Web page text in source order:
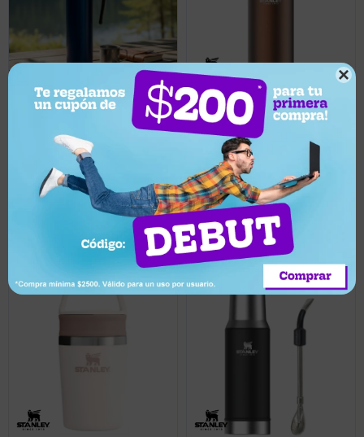

UYU 383
UYU
Termo en acero inoxidable
de 750 ml - Azul
UYU 3.974
Termo Stanley acero
inoxidable tapa mate 2 en 1
800ml - Bronce
Llega mañana